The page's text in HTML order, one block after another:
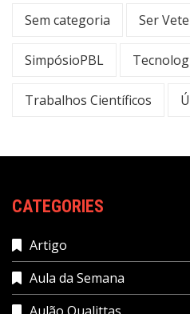
Sem categoria Ser
SimpósioPBL
Trabalhos Científicos
CATEGORIES
Artigo
Aula da Semana